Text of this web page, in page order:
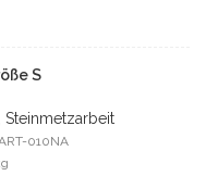
S
Steinmetzarbeit
010NA